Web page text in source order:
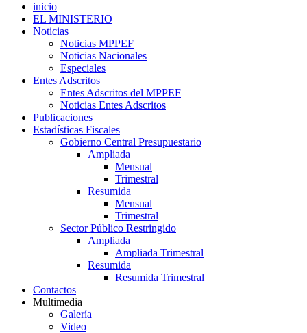
inicio
EL MINISTERIO
Noticias
Noticias MPPEF
Noticias Nacionales
Especiales
Entes Adscritos
Entes Adscritos del MPPEF
Noticias Entes Adscritos
Publicaciones
Estadísticas Fiscales
Gobierno Central Presupuestario
Ampliada
Mensual
Trimestral
Resumida
Mensual
Trimestral
Sector Público Restringido
Ampliada
Ampliada Trimestral
Resumida
Resumida Trimestral
Contactos
Multimedia
Galería
Video